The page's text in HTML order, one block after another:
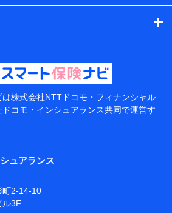
者と被保険者の関係、保険加入の目
、保険料、保険料のお支払方法、車
離などの情報、建物の構造や築年数
の種類や年齢などの情報などが含ま
当事者が個人データを取得する方法
等
の範囲】
・フィナンシャルグループ
NTTドコモ・フィナンシャルグルー
連サービスにおけるユーザー登録受
NTTドコモ・フィナンシャルグルー
は株式会社NTTドコモ・フィナンシャル
ドコモ・インシュアランス共同で運営す
ュアランス
町2-14-10
ル3F